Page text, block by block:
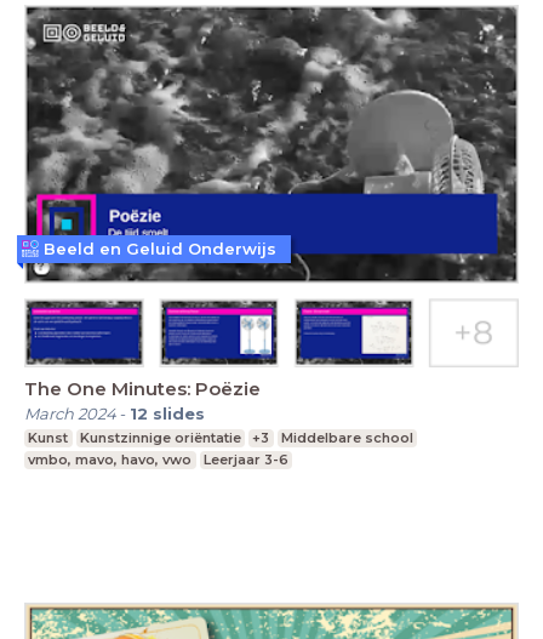
The One Minutes: Poëzie
March 2024- 12 slides
Kunst Kunstzinnige oriëntatie +3
Middelbare school
vmbo, mavo, havo, vwo
Leerjaar 3-6
Beeld en Geluid Onderwijs